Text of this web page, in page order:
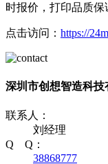
时报价，打印品质保
点击访问： https://
深圳市创想智造科技
联系人：
刘经理
Q Q：
38868777